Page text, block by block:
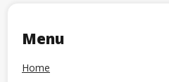
Menu
Home